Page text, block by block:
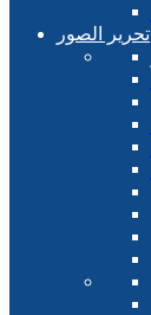
تحرير الصور